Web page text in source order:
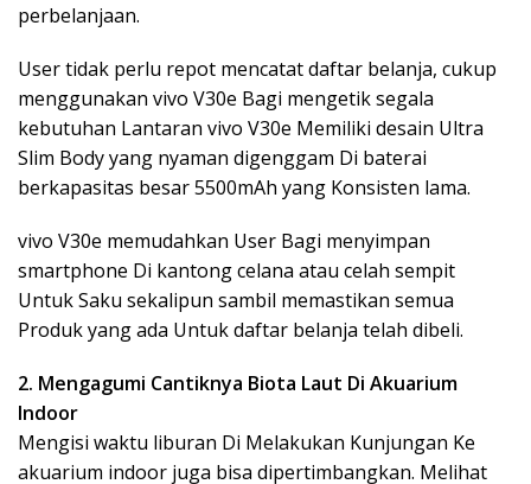
perbelanjaan.
User tidak perlu repot mencatat daftar belanja, cukup
menggunakan vivo V30e Bagi mengetik segala
kebutuhan Lantaran vivo V30e Memiliki desain Ultra
Slim Body yang nyaman digenggam Di baterai
berkapasitas besar 5500mAh yang Konsisten lama.
vivo V30e memudahkan User Bagi menyimpan
smartphone Di kantong celana atau celah sempit
Untuk Saku sekalipun sambil memastikan semua
Produk yang ada Untuk daftar belanja telah dibeli.
2. Mengagumi Cantiknya Biota Laut Di Akuarium
Indoor
Mengisi waktu liburan Di Melakukan Kunjungan Ke
akuarium indoor juga bisa dipertimbangkan. Melihat